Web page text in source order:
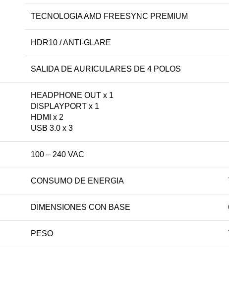
TECNOLOGIA AMD FREESYNC PREMIUM
HDR10 / ANTI-GLARE
SALIDA DE AURICULARES DE 4 POLOS
HEADPHONE OUT x 1
DISPLAYPORT x 1
HDMI x 2
USB 3.0 x 3
100 – 240 VAC
CONSUMO DE ENERGIA
DIMENSIONES CON BASE
PESO